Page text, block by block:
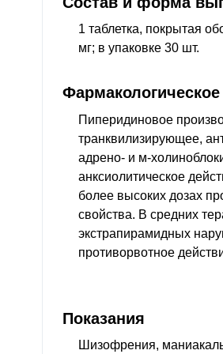
1 таблетка, покрытая
мг; в упаковке 30 шт.
Пиперидиновое
транквилизирующее,
адрено- и м-
анксиолитическое
более высоких дозах
свойства. В средних
экстрапирамидных
противорвотное
Показания
Шизофрения,